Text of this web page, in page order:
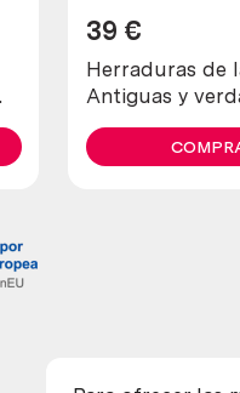
Herraduras de
Antiguas y
(lote de 4
39 €